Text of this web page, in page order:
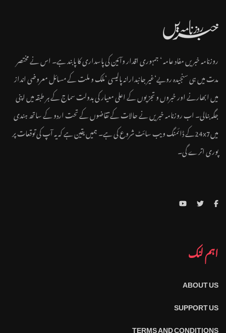
روزنامہ خبریں مفاد عامہ ‘ جمہوری اقدار وآئین کی پاسداری کا پابند ہے۔ اس نے مختصر
مدت میں ہی سنجیدہ رویے‘غیر جانبدارانہ پالیسی ‘ملک و ملت کے مسائل معروضی انداز
میں ابھارنے اور خبروں و تجزیوں کے اعلی معیار کی بدولت سماج کے ہر طبقہ میں اپنی
جگہ بنالی۔ اب روزنامہ خبریں نے حالات کے تقاضوں کے تحت اردو کے ساتھ ہندی
میں24x7کے ڈائمنگ ویب سائٹ شروع کی ہے۔ ہمیں یقین ہے کہ یہ آپ کی توقعات پر
پوری اترے گی۔
اہم لنک
ABOUT US
SUPPORT US
TERMS AND CONDITIONS